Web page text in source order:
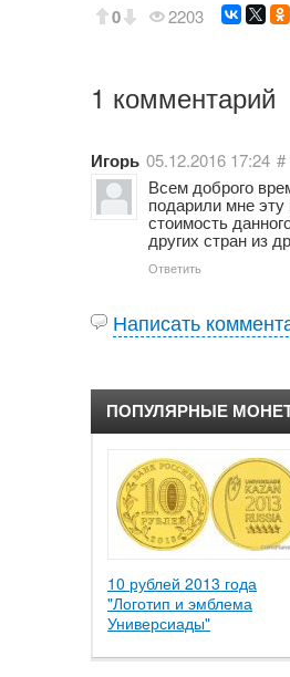
0 2203
1 комментарий
Игорь 05.12.2016 17:24 #
Всем доброго
подарили мне
стоимость
других стран из
Ответить
Написать
ПОПУЛЯРНЫЕ
10 рублей 2013 года
"Логотип и эмблема
Универсиады"